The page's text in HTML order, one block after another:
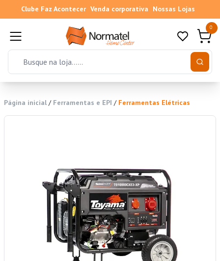
Clube Faz Acontecer Venda corporativa Nossas Lojas
0
Página inicial / Ferramentas e EPI / Ferramentas Elétricas